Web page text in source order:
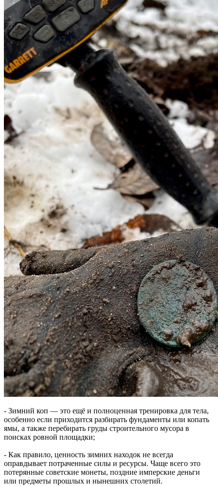
- Зимний коп — это ещё и полноценная тренировка для тела,
особенно если приходится разбирать фундаменты или копать
ямы, а также перебирать груды строительного мусора в
поисках ровной площадки;
- Как правило, ценность зимних находок не всегда
оправдывает потраченные силы и ресурсы. Чаще всего это
потерянные советские монеты, поздние имперские деньги
или предметы прошлых и нынешних столетий.